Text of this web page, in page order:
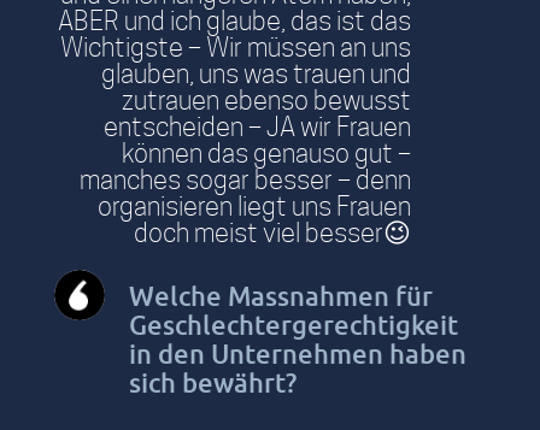
ABER und ich glaube, das ist das
Wichtigste – Wir müssen an uns
glauben, uns was trauen und
zutrauen ebenso bewusst
entscheiden – JA wir Frauen
können das genauso gut –
manches sogar besser – denn
organisieren liegt uns Frauen
doch meist viel besser😉
Welche Massnahmen für
Geschlechtergerechtigkeit
in den Unternehmen haben
sich bewährt?